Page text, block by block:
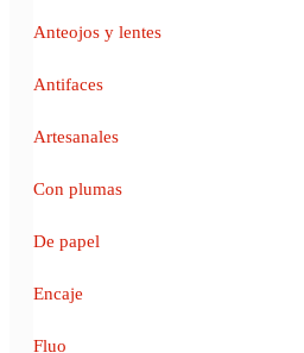
Anteojos y lentes
Antifaces
Artesanales
Con plumas
De papel
Encaje
Fluo